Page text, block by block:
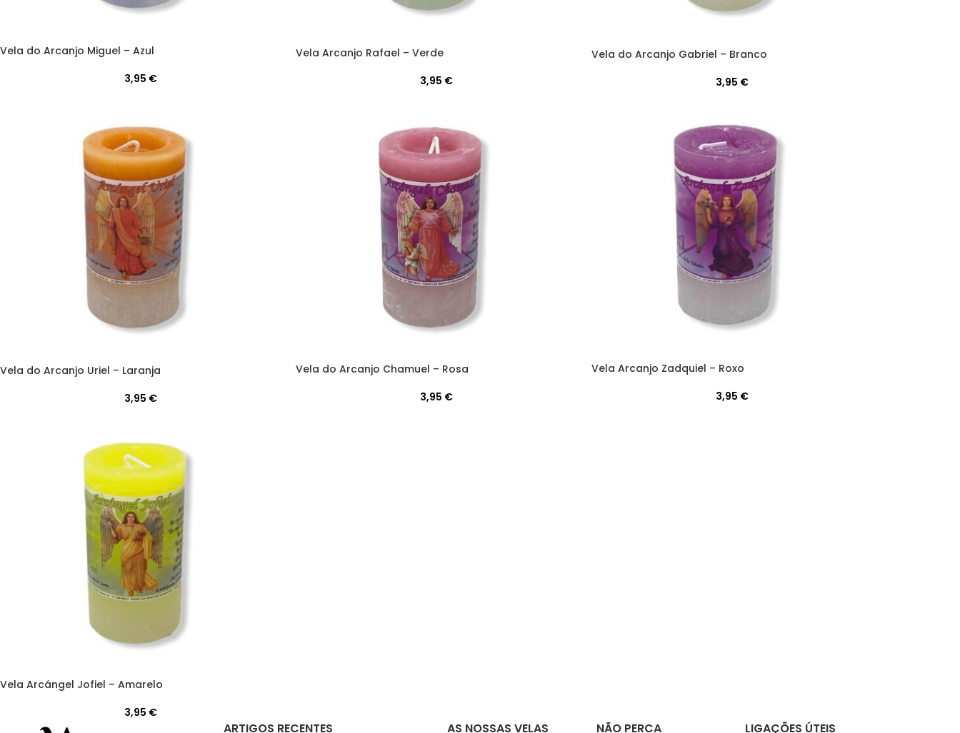
Vela do Arcanjo Miguel – Azul
3,95 €
Vela Arcanjo Rafael – Verde
3,95 €
Vela do Arcanjo Gabriel – Branco
3,95 €
Vela do Arcanjo Uriel – Laranja
3,95 €
Vela do Arcanjo Chamuel – Rosa
3,95 €
Vela Arcanjo Zadquiel – Roxo
3,95 €
Vela Arcángel Jofiel – Amarelo
3,95 €
ARTIGOS RECENTES AS NOSSAS VELAS NÃO PERCA LIGAÇÕES ÚTEIS